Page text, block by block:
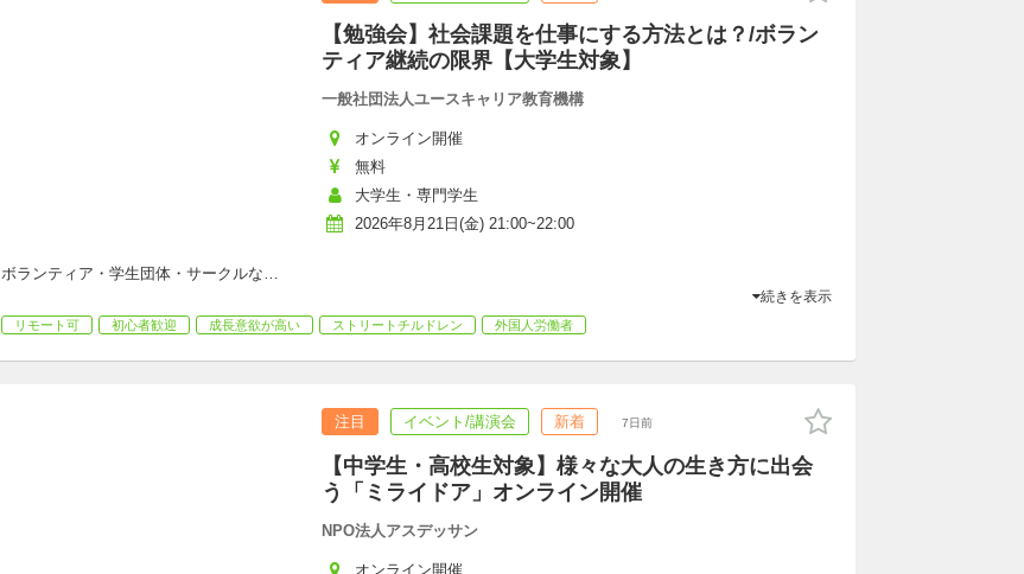
【勉強会】社会課題を仕事にする方法とは？/ボラン
ティア継続の限界【大学生対象】
一般社団法人ユースキャリア教育機構
オンライン開催
無料
大学生・専門学生
2026年8月21日(金) 21:00~22:00
ボランティア・学生団体・サークルな…
続きを表示
リモート可 初心者歓迎 成長意欲が高い ストリートチルドレン 外国人労働者
注目 イベント/講演会 新着 7日前
【中学生・高校生対象】様々な大人の生き方に出会
う「ミライドア」オンライン開催
NPO法人アスデッサン
オンライン開催